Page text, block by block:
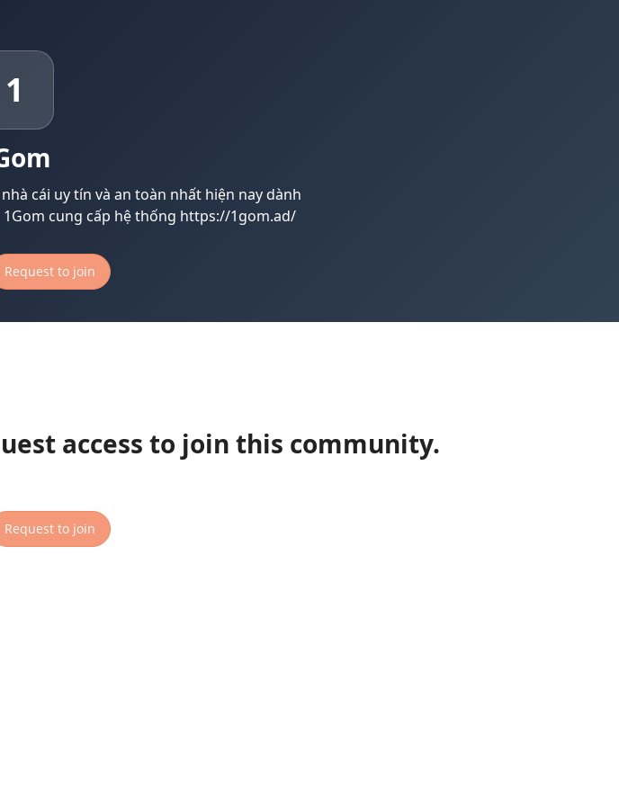
1
cái uy tín và an toàn nhất hiện nay dành
cung cấp hệ thống https://1gom.ad/
Request to join
access to join this community.
Request to join